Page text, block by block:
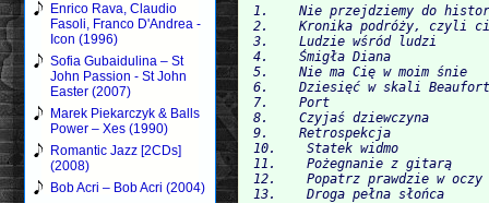
Enrico Rava, Claudio
Fasoli, Franco D'Andrea -
Icon (1996)
Sofia Gubaidulina – St
John Passion - St John
Easter (2007)
Marek Piekarczyk & Balls
Power – Xes (1990)
Romantic Jazz [2CDs]
(2008)
Bob Acri – Bob Acri (2004)
1.    Nie przejdziemy do
2.    Kronika podróży, czyli
3.    Ludzie wśród ludzi
4.    Śmigła Diana
5.    Nie ma Cię w moim śnie
6.    Dziesięć w skali
7.    Port
8.    Czyjaś dziewczyna
9.    Retrospekcja
10.    Statek widmo
11.    Pożegnanie z gitarą
12.    Popatrz prawdzie w oczy
13.    Droga pełna słońca